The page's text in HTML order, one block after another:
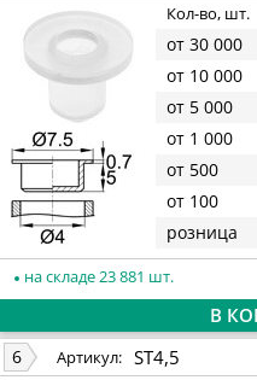
Кол-во, шт.
от 30 000
от 10 000
от 5 000
от 1 000
от 500
от 100
розница
на складе 23 881 шт.
В
6 Артикул: ST4,5